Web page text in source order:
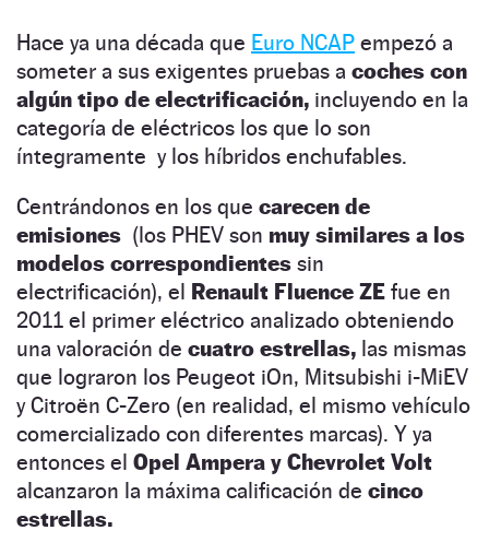
Hace ya una década que Euro NCAP empezó a
someter a sus exigentes pruebas a coches con
algún tipo de electrificación, incluyendo en la
categoría de eléctricos los que lo son
íntegramente y los híbridos enchufables.
Centrándonos en los que carecen de
emisiones (los PHEV son muy similares a los
modelos correspondientes sin
electrificación), el Renault Fluence ZE fue en
2011 el primer eléctrico analizado obteniendo
una valoración de cuatro estrellas, las mismas
que lograron los Peugeot iOn, Mitsubishi i-MiEV
y Citroën C-Zero (en realidad, el mismo vehículo
comercializado con diferentes marcas). Y ya
entonces el Opel Ampera y Chevrolet Volt
alcanzaron la máxima calificación de cinco
estrellas.